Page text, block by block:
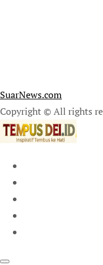
SuarNews.com
Copyright © All rights